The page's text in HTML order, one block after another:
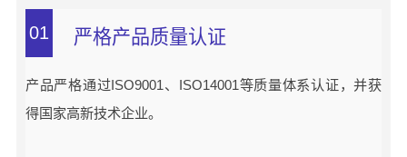
01 严格产品质量认证
产品严格通过ISO9001、ISO14001等质量体系认证，并获
得国家高新技术企业。